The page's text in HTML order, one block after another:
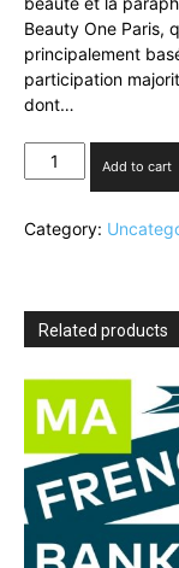
Beauty One Paris,
principalement
participation
dont…
Beauty
Success
avoir
Paris
Add to cart
Category:
Related products